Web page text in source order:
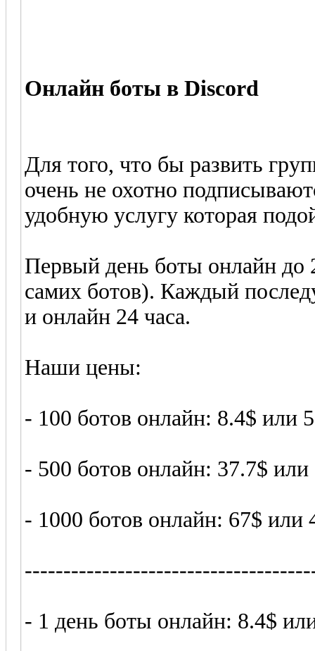
Онлайн боты в Discord
Для того, что бы развить
очень не охотно
удобную услугу которая
Первый день боты онлайн до
самих ботов). Каждый
и онлайн 24 часа.
Наши цены:
- 100 ботов онлайн: 8.4$ или
- 500 ботов онлайн: 37.7$ или
- 1000 ботов онлайн: 67$ или
- 1 день боты онлайн: 8.4$